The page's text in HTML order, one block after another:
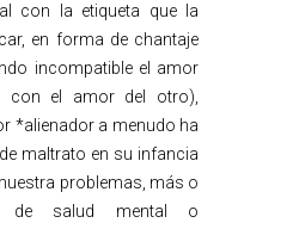
con la etiqueta que la
en forma de chantaje
incompatible el amor
con el amor del otro),
*alienador a menudo ha
maltrato en su infancia
problemas, más o
de salud mental o